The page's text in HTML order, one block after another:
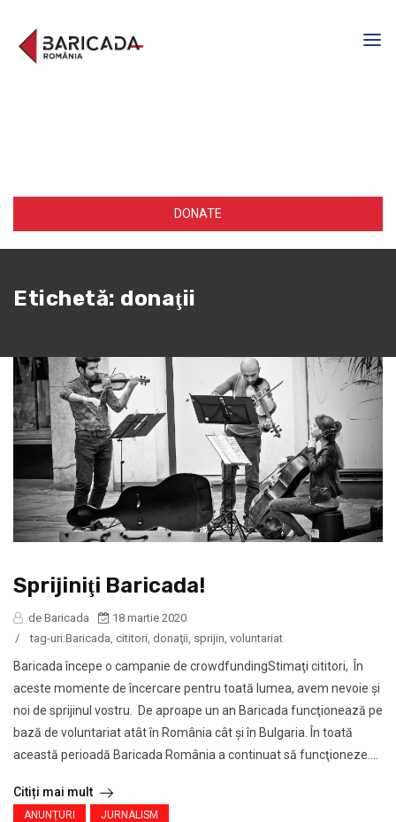
DONATE
Etichetă: donaţii
Sprijiniţi Baricada!
de Baricada
18 martie 2020
/
tag-uri:Baricada, cititori, donaţii, sprijin, voluntariat
Baricada începe o campanie de crowdfundingStimaţi cititori, În
aceste momente de încercare pentru toată lumea, avem nevoie şi
noi de sprijinul vostru. De aproape un an Baricada funcţionează pe
bază de voluntariat atât în România cât și în Bulgaria. În toată
această perioadă Baricada România a continuat să funcţioneze....
Citiți mai mult
ANUNŢURI JURNALISM